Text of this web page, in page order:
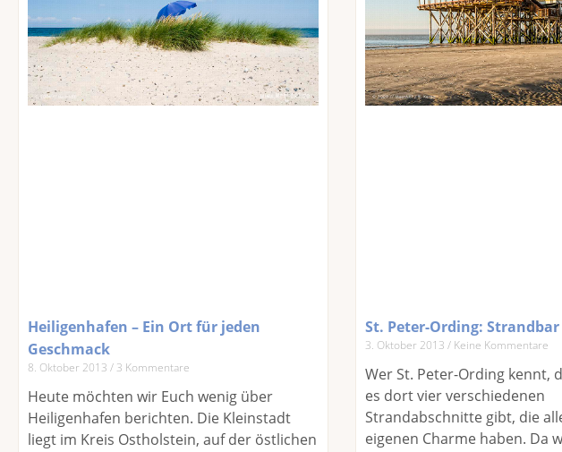
Heiligenhafen – Ein Ort für jeden
Geschmack
8. Oktober 2013 3 Kommentare
Heute möchten wir Euch wenig über
Heiligenhafen berichten. Die Kleinstadt
liegt im Kreis Ostholstein, auf der östlichen
St. Peter-Ording: Strandbar
3. Oktober 2013 Keine Kommentare
Wer St. Peter-Ording kennt,
es dort vier verschiedenen
Strandabschnitte gibt, die
eigenen Charme haben. Da